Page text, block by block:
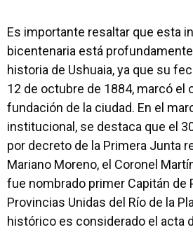
Es importante resaltar que esta
bicentenaria está
historia de Ushuaia, ya que su
12 de octubre de 1884, marcó el
fundación de la ciudad. En el
institucional, se destaca que el
por decreto de la Primera Junta
Mariano Moreno, el Coronel
fue nombrado primer Capitán de
Provincias Unidas del Río de la
histórico es considerado el acta